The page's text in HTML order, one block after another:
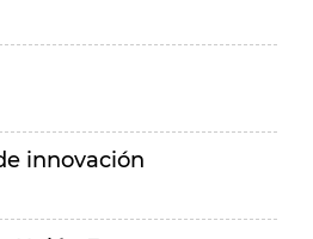
innovación